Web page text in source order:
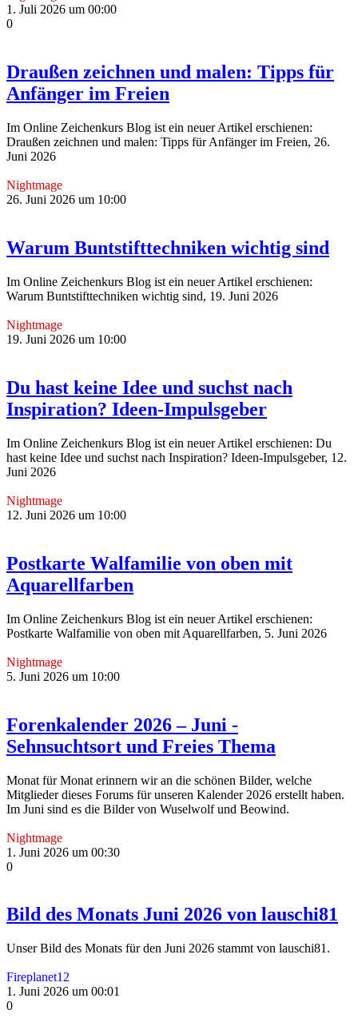
1. Juli 2026 um 00:00
0
Draußen zeichnen und malen: Tipps für
Anfänger im Freien
Im Online Zeichenkurs Blog ist ein neuer Artikel erschienen:
Draußen zeichnen und malen: Tipps für Anfänger im Freien, 26.
Juni 2026
Nightmage
26. Juni 2026 um 10:00
Warum Buntstifttechniken wichtig sind
Im Online Zeichenkurs Blog ist ein neuer Artikel erschienen:
Warum Buntstifttechniken wichtig sind, 19. Juni 2026
Nightmage
19. Juni 2026 um 10:00
Du hast keine Idee und suchst nach
Inspiration? Ideen-Impulsgeber
Im Online Zeichenkurs Blog ist ein neuer Artikel erschienen: Du
hast keine Idee und suchst nach Inspiration? Ideen-Impulsgeber, 12.
Juni 2026
Nightmage
12. Juni 2026 um 10:00
Postkarte Walfamilie von oben mit
Aquarellfarben
Im Online Zeichenkurs Blog ist ein neuer Artikel erschienen:
Postkarte Walfamilie von oben mit Aquarellfarben, 5. Juni 2026
Nightmage
5. Juni 2026 um 10:00
Forenkalender 2026 – Juni -
Sehnsuchtsort und Freies Thema
Monat für Monat erinnern wir an die schönen Bilder, welche
Mitglieder dieses Forums für unseren Kalender 2026 erstellt haben.
Im Juni sind es die Bilder von Wuselwolf und Beowind.
Nightmage
1. Juni 2026 um 00:30
0
Bild des Monats Juni 2026 von lauschi81
Unser Bild des Monats für den Juni 2026 stammt von lauschi81.
Fireplanet12
1. Juni 2026 um 00:01
0